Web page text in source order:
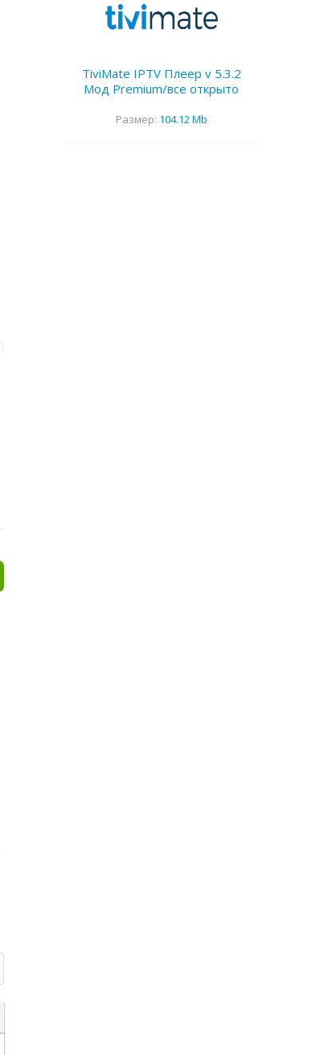
TiviMate IPTV Плеер v 5.3.2
Мод Premium/все открыто
Размер: 104.12 Mb